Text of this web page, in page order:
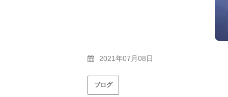
2021年07月08日
ブログ